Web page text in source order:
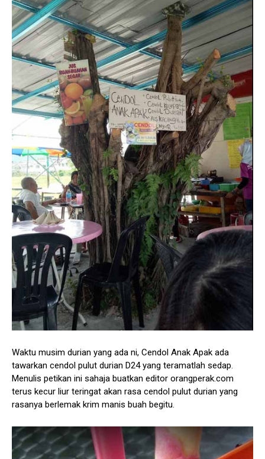
Waktu musim durian yang ada ni, Cendol Anak Apak ada
tawarkan cendol pulut durian D24 yang teramatlah sedap.
Menulis petikan ini sahaja buatkan editor orangperak.com
terus kecur liur teringat akan rasa cendol pulut durian yang
rasanya berlemak krim manis buah begitu.